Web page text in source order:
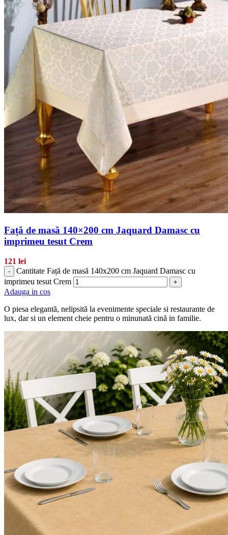
Față de masă 140×200 cm Jaquard Damasc cu
imprimeu tesut Crem
121 lei
-
Cantitate Față de masă 140x200 cm Jaquard Damasc cu
imprimeu tesut Crem
+
Adauga in cos
O piesa elegantă, nelipsită la evenimente speciale si restaurante de
lux, dar si un element cheie pentru o minunată cină in familie.